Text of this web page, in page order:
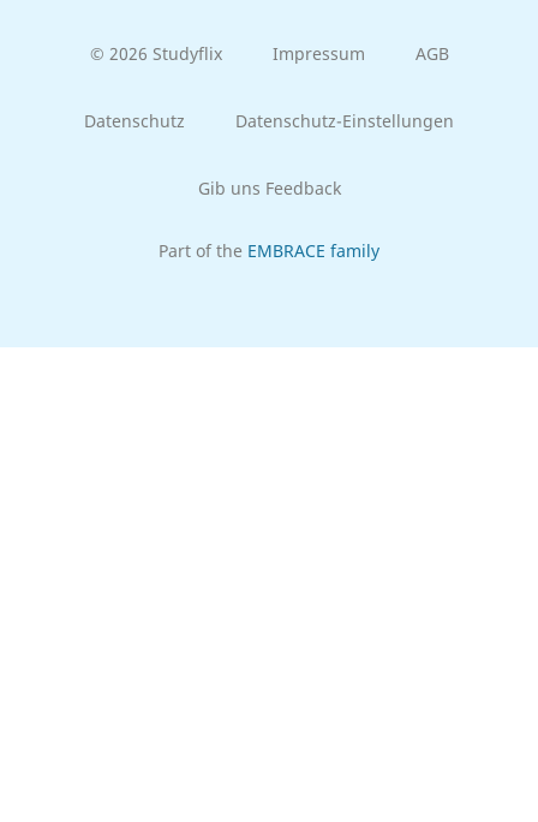
© 2026 Studyflix Impressum AGB
Datenschutz Datenschutz-Einstellungen
Gib uns Feedback
Part of the EMBRACE family